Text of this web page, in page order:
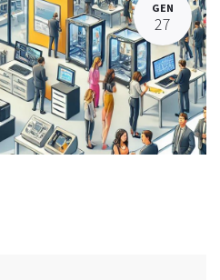
GEN
27